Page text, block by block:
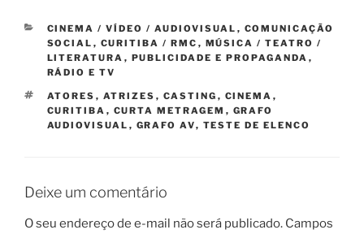
CATEGORIAS
CINEMA / VÍDEO / AUDIOVISUAL , COMUNICAÇÃO
SOCIAL , CURITIBA / RMC , MÚSICA / TEATRO /
LITERATURA , PUBLICIDADE E PROPAGANDA ,
RÁDIO E TV
TAGS
ATORES , ATRIZES , CASTING , CINEMA ,
CURITIBA , CURTA METRAGEM , GRAFO
AUDIOVISUAL , GRAFO AV, TESTE DE ELENCO
Deixe um comentário
O seu endereço de e-mail não será publicado. Campos